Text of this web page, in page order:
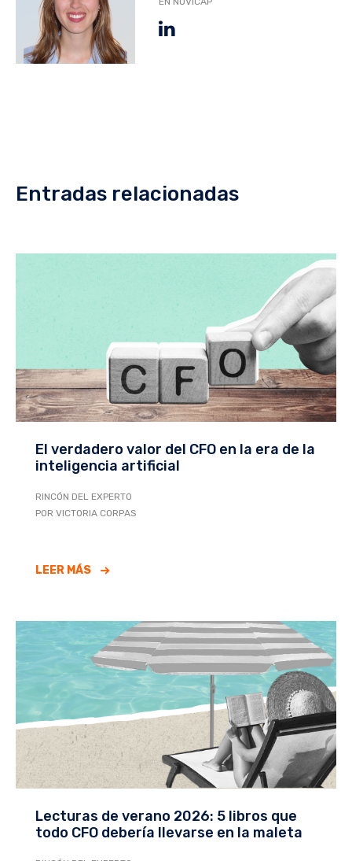
Entradas relacionadas
El verdadero valor del CFO en la era de la
inteligencia artificial
RINCÓN DEL EXPERTO
POR VICTORIA CORPAS
LEER MÁS
Lecturas de verano 2026: 5 libros que
todo CFO debería llevarse en la maleta